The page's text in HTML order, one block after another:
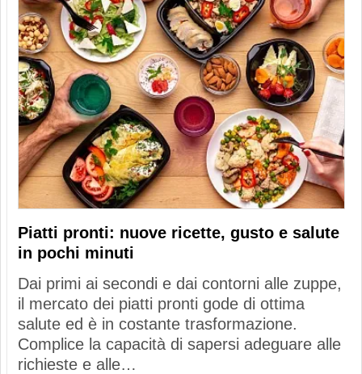
Piatti pronti: nuove ricette, gusto e salute
in pochi minuti
Dai primi ai secondi e dai contorni alle zuppe,
il mercato dei piatti pronti gode di ottima
salute ed è in costante trasformazione.
Complice la capacità di sapersi adeguare alle
richieste e alle…